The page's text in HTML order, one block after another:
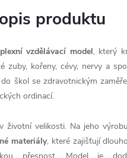
produktu
vzdělávací model, který
zuby, kořeny, cévy, nervy a
škol se zdravotnickým
ordinací.
životní velikosti. Na jeho
materiály, které zajišťují